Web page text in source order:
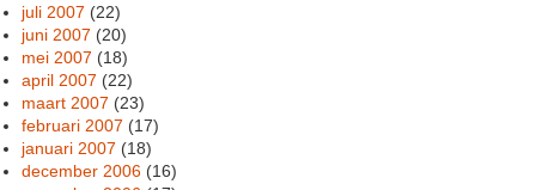
juli 2007 (22)
juni 2007 (20)
mei 2007 (18)
april 2007 (22)
maart 2007 (23)
februari 2007 (17)
januari 2007 (18)
december 2006 (16)